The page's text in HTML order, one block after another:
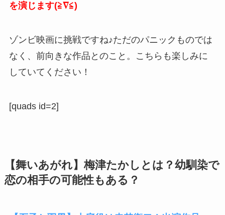
を演じます(≧∇≦)
ゾンビ映画に挑戦ですね♪ただのパニックものでは
なく、前向きな作品とのこと。こちらも楽しみに
していてください！
[quads id=2]
【舞いあがれ】梅津たかしとは？幼馴染で
恋の相手の可能性もある？